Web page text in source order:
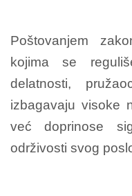
Poštovanjem
kojima se
delatnosti,
izbagavaju visoke
već doprinose
održivosti svog